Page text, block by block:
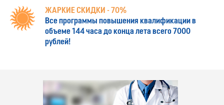
ЖАРКИЕ СКИДКИ - 70%
Все программы повышения квалификации в
объеме 144 часа до конца лета всего 7000
рублей!